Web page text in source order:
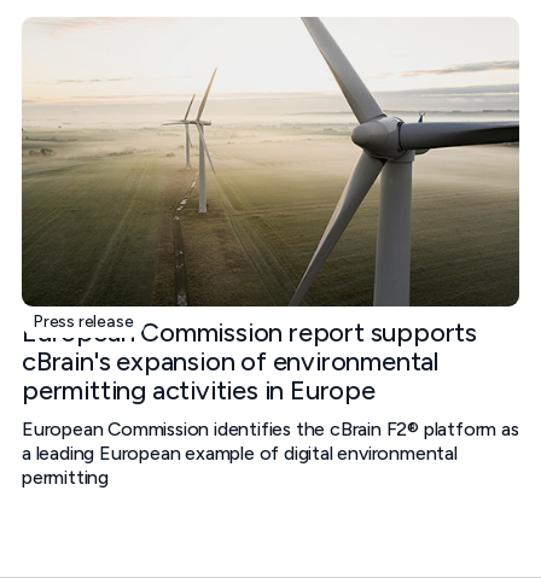
Press release
European Commission report supports
cBrain's expansion of environmental
permitting activities in Europe
European Commission identifies the cBrain F2® platform as
a leading European example of digital environmental
permitting